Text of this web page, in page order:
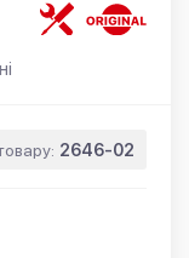
2646-02